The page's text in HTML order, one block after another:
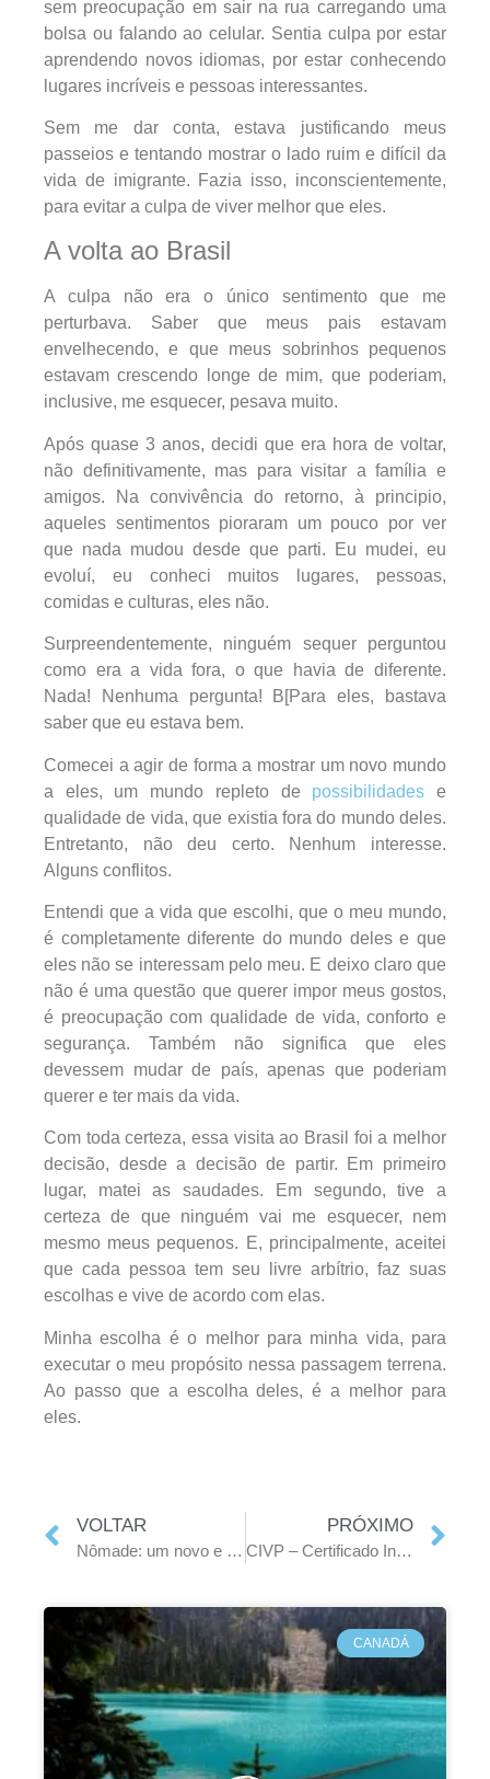
sem preocupação em sair na rua carregando uma
bolsa ou falando ao celular. Sentia culpa por estar
aprendendo novos idiomas, por estar conhecendo
lugares incríveis e pessoas interessantes.
Sem me dar conta, estava justificando meus
passeios e tentando mostrar o lado ruim e difícil da
vida de imigrante. Fazia isso, inconscientemente,
para evitar a culpa de viver melhor que eles.
A volta ao Brasil
A culpa não era o único sentimento que me
perturbava. Saber que meus pais estavam
envelhecendo, e que meus sobrinhos pequenos
estavam crescendo longe de mim, que poderiam,
inclusive, me esquecer, pesava muito.
Após quase 3 anos, decidi que era hora de voltar,
não definitivamente, mas para visitar a família e
amigos. Na convivência do retorno, à principio,
aqueles sentimentos pioraram um pouco por ver
que nada mudou desde que parti. Eu mudei, eu
evoluí, eu conheci muitos lugares, pessoas,
comidas e culturas, eles não.
Surpreendentemente, ninguém sequer perguntou
como era a vida fora, o que havia de diferente.
Nada! Nenhuma pergunta! B[Para eles, bastava
saber que eu estava bem.
Comecei a agir de forma a mostrar um novo mundo
a eles, um mundo repleto de possibilidades e
qualidade de vida, que existia fora do mundo deles.
Entretanto, não deu certo. Nenhum interesse.
Alguns conflitos.
Entendi que a vida que escolhi, que o meu mundo,
é completamente diferente do mundo deles e que
eles não se interessam pelo meu. E deixo claro que
não é uma questão que querer impor meus gostos,
é preocupação com qualidade de vida, conforto e
segurança. Também não significa que eles
devessem mudar de país, apenas que poderiam
querer e ter mais da vida.
Com toda certeza, essa visita ao Brasil foi a melhor
decisão, desde a decisão de partir. Em primeiro
lugar, matei as saudades. Em segundo, tive a
certeza de que ninguém vai me esquecer, nem
mesmo meus pequenos. E, principalmente, aceitei
que cada pessoa tem seu livre arbítrio, faz suas
escolhas e vive de acordo com elas.
Minha escolha é o melhor para minha vida, para
executar o meu propósito nessa passagem terrena.
Ao passo que a escolha deles, é a melhor para
eles.
VOLTAR
Nômade: um novo e ousado estilo de vida
PRÓXIMO
CIVP – Certificado Internacional de Vacinação ou Profilaxia
CANADÁ